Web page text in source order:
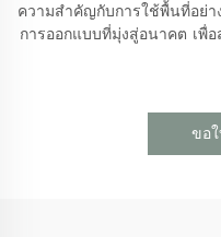
ความสำคัญกับการใช้พื้นที่อย่
การออกแบบที่มุ่งสู่อนาคต เ
ขอ